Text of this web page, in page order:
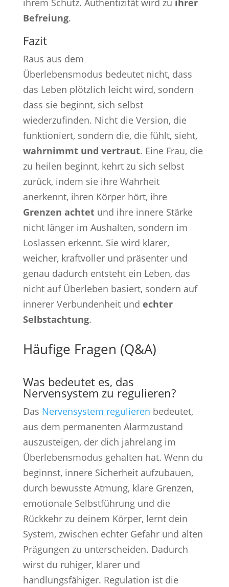
ihrem Schutz. Authentizität wird zu ihrer
Befreiung.
Fazit
Raus aus dem
Überlebensmodus bedeutet nicht, dass
das Leben plötzlich leicht wird, sondern
dass sie beginnt, sich selbst
wiederzufinden. Nicht die Version, die
funktioniert, sondern die, die fühlt, sieht,
wahrnimmt und vertraut. Eine Frau, die
zu heilen beginnt, kehrt zu sich selbst
zurück, indem sie ihre Wahrheit
anerkennt, ihren Körper hört, ihre
Grenzen achtetund ihre innere Stärke
nicht länger im Aushalten, sondern im
Loslassen erkennt. Sie wird klarer,
weicher, kraftvoller und präsenter und
genau dadurch entsteht ein Leben, das
nicht auf Überleben basiert, sondern auf
innerer Verbundenheit und echter
Selbstachtung.
Häufige Fragen (Q&A)
Was bedeutet es, das
Nervensystem zu regulieren?
Das Nervensystem regulieren bedeutet,
aus dem permanenten Alarmzustand
auszusteigen, der dich jahrelang im
Überlebensmodus gehalten hat. Wenn du
beginnst, innere Sicherheit aufzubauen,
durch bewusste Atmung, klare Grenzen,
emotionale Selbstführung und die
Rückkehr zu deinem Körper, lernt dein
System, zwischen echter Gefahr und alten
Prägungen zu unterscheiden. Dadurch
wirst du ruhiger, klarer und
handlungsfähiger. Regulation ist die